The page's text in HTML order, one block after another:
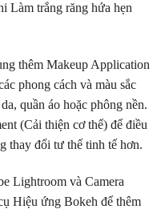
Làm trắng răng hứa hẹn
thêm Makeup Application
phong cách và màu sắc
quần áo hoặc phông nền.
(Cải thiện cơ thể) để điều
thay đổi tư thế tinh tế hơn.
Lightroom và Camera
Hiệu ứng Bokeh để thêm